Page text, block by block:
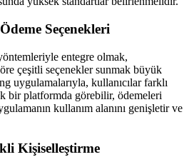
Seçenekleri
entegre olmak,
çeşitli seçenekler sunmak büyük
uygulamalarıyla, kullanıcılar farklı
bir platformda görebilir, ödemeleri
kullanım alanını genişletir ve
Kişiselleştirme